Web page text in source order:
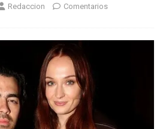
Redaccion
Comentarios